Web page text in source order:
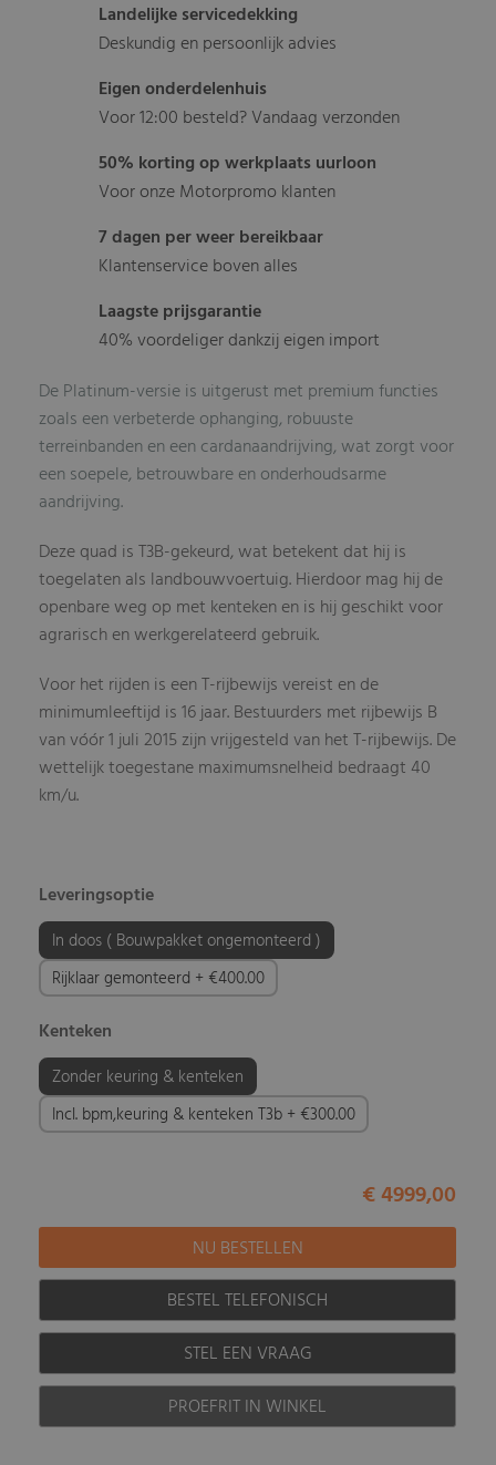
Landelijke servicedekking
Deskundig en persoonlijk advies
Eigen onderdelenhuis
Voor 12:00 besteld? Vandaag verzonden
50% korting op werkplaats uurloon
Voor onze Motorpromo klanten
7 dagen per weer bereikbaar
Klantenservice boven alles
Laagste prijsgarantie
40% voordeliger dankzij eigen import
De Platinum-versie is uitgerust met premium functies
zoals een verbeterde ophanging, robuuste
terreinbanden en een cardanaandrijving, wat zorgt voor
een soepele, betrouwbare en onderhoudsarme
aandrijving.
Deze quad is T3B-gekeurd, wat betekent dat hij is
toegelaten als landbouwvoertuig. Hierdoor mag hij de
openbare weg op met kenteken en is hij geschikt voor
agrarisch en werkgerelateerd gebruik.
Voor het rijden is een T-rijbewijs vereist en de
minimumleeftijd is 16 jaar. Bestuurders met rijbewijs B
van vóór 1 juli 2015 zijn vrijgesteld van het T-rijbewijs. De
wettelijk toegestane maximumsnelheid bedraagt 40
km/u.
Leveringsoptie
In doos ( Bouwpakket ongemonteerd )
Rijklaar gemonteerd + €400.00
Kenteken
Zonder keuring & kenteken
Incl. bpm,keuring & kenteken T3b + €300.00
€ 4999,00
BESTEL TELEFONISCH
STEL EEN VRAAG
PROEFRIT IN WINKEL